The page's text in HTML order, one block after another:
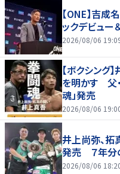
【ONE】吉成
ックデビュー
2026/08/06
【ボクシング
を明かす 父
魂」発売
2026/08/06
井上尚弥、拓
発売 ７年分
2026/08/06